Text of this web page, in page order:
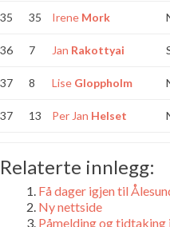
35 35 Irene Mork
36 7 Jan Rakottyai
37 8 Lise Gloppholm
37 13 Per Jan Helset
Relaterte innlegg:
Få dager igjen til
Ny nettside
Påmelding og tidtaking